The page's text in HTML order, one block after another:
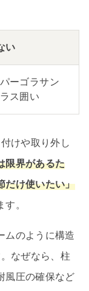
い
ーゴラサン
ス囲い
けや取り外し
限界があるた
だけ使いたい」
。
ムのように構造
なぜなら、柱
風圧の確保など